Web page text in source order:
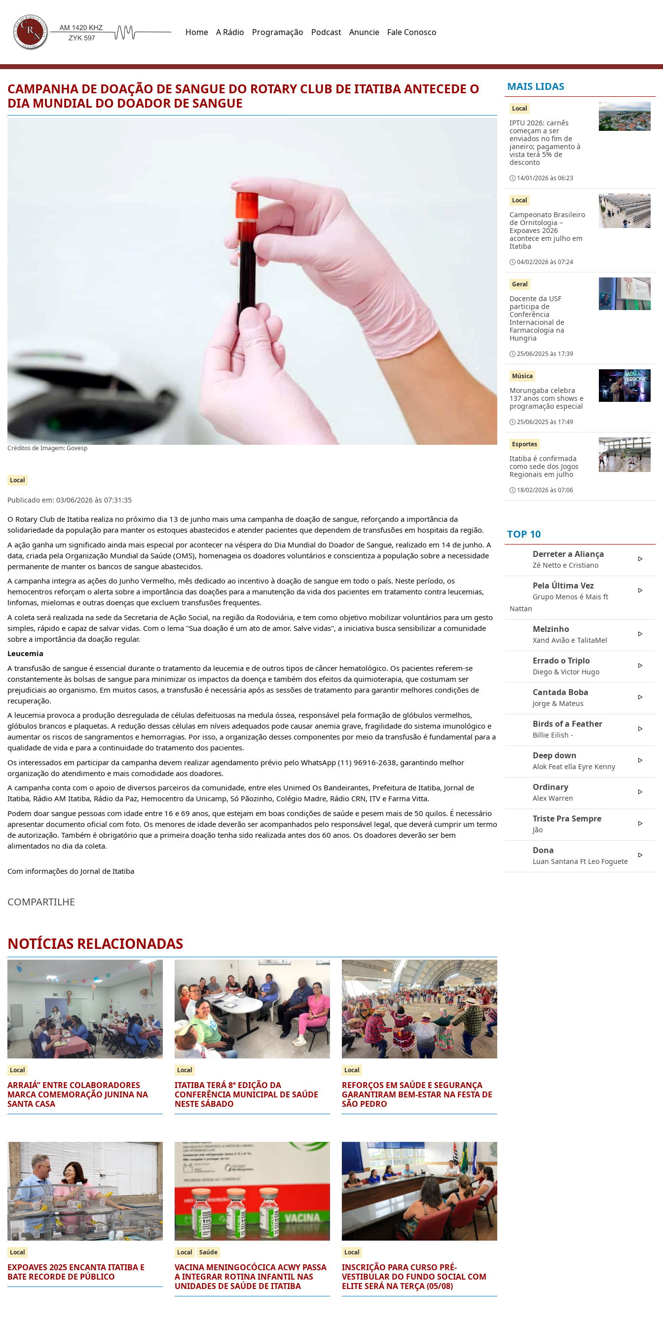
Home A Rádio Programação Podcast Anuncie Fale Conosco
CAMPANHA DE DOAÇÃO DE SANGUE DO ROTARY CLUB DE ITATIBA ANTECEDE O
DIA MUNDIAL DO DOADOR DE SANGUE
Créditos de Imagem: Govesp
Local
Publicado em: 03/06/2026 às 07:31:35
O Rotary Club de Itatiba realiza no próximo dia 13 de junho mais uma campanha de doação de sangue, reforçando a importância da
solidariedade da população para manter os estoques abastecidos e atender pacientes que dependem de transfusões em hospitais da região.
A ação ganha um significado ainda mais especial por acontecer na véspera do Dia Mundial do Doador de Sangue, realizado em 14 de junho. A
data, criada pela Organização Mundial da Saúde (OMS), homenageia os doadores voluntários e conscientiza a população sobre a necessidade
permanente de manter os bancos de sangue abastecidos.
A campanha integra as ações do Junho Vermelho, mês dedicado ao incentivo à doação de sangue em todo o país. Neste período, os
hemocentros reforçam o alerta sobre a importância das doações para a manutenção da vida dos pacientes em tratamento contra leucemias,
linfomas, mielomas e outras doenças que excluem transfusões frequentes.
A coleta será realizada na sede da Secretaria de Ação Social, na região da Rodoviária, e tem como objetivo mobilizar voluntários para um gesto
simples, rápido e capaz de salvar vidas. Com o lema "Sua doação é um ato de amor. Salve vidas", a iniciativa busca sensibilizar a comunidade
sobre a importância da doação regular.
Leucemia
A transfusão de sangue é essencial durante o tratamento da leucemia e de outros tipos de câncer hematológico. Os pacientes referem-se
constantemente às bolsas de sangue para minimizar os impactos da doença e também dos efeitos da quimioterapia, que costumam ser
prejudiciais ao organismo. Em muitos casos, a transfusão é necessária após as sessões de tratamento para garantir melhores condições de
recuperação.
A leucemia provoca a produção desregulada de células defeituosas na medula óssea, responsável pela formação de glóbulos vermelhos,
glóbulos brancos e plaquetas. A redução dessas células em níveis adequados pode causar anemia grave, fragilidade do sistema imunológico e
aumentar os riscos de sangramentos e hemorragias. Por isso, a organização desses componentes por meio da transfusão é fundamental para a
qualidade de vida e para a continuidade do tratamento dos pacientes.
Os interessados ​​em participar da campanha devem realizar agendamento prévio pelo WhatsApp (11) 96916-2638, garantindo melhor
organização do atendimento e mais comodidade aos doadores.
A campanha conta com o apoio de diversos parceiros da comunidade, entre eles Unimed Os Bandeirantes, Prefeitura de Itatiba, Jornal de
Itatiba, Rádio AM Itatiba, Rádio da Paz, Hemocentro da Unicamp, Só Pãozinho, Colégio Madre, Rádio CRN, ITV e Farma Vitta.
Podem doar sangue pessoas com idade entre 16 e 69 anos, que estejam em boas condições de saúde e pesem mais de 50 quilos. É necessário
apresentar documento oficial com foto. Os menores de idade deverão ser acompanhados pelo responsável legal, que deverá cumprir um termo
de autorização. Também é obrigatório que a primeira doação tenha sido realizada antes dos 60 anos. Os doadores deverão ser bem
alimentados no dia da coleta.
Com informações do Jornal de Itatiba
COMPARTILHE
NOTÍCIAS RELACIONADAS
Local
ARRAIÁ” ENTRE COLABORADORES
MARCA COMEMORAÇÃO JUNINA NA
SANTA CASA
Local
ITATIBA TERÁ 8ª EDIÇÃO DA
CONFERÊNCIA MUNICIPAL DE SAÚDE
NESTE SÁBADO
Local
REFORÇOS EM SAÚDE E SEGURANÇA
GARANTIRAM BEM-ESTAR NA FESTA DE
SÃO PEDRO
Local
EXPOAVES 2025 ENCANTA ITATIBA E
BATE RECORDE DE PÚBLICO
Local Saúde
VACINA MENINGOCÓCICA ACWY PASSA
A INTEGRAR ROTINA INFANTIL NAS
UNIDADES DE SAÚDE DE ITATIBA
Local
INSCRIÇÃO PARA CURSO PRÉ-
VESTIBULAR DO FUNDO SOCIAL COM
ELITE SERÁ NA TERÇA (05/08)
MAIS LIDAS
Local
IPTU 2026: carnês
começam a ser
enviados no fim de
janeiro; pagamento à
vista terá 5% de
desconto
14/01/2026 às 06:23
Local
Campeonato Brasileiro
de Ornitologia –
Expoaves 2026
acontece em julho em
Itatiba
04/02/2026 às 07:24
Geral
Docente da USF
participa de
Conferência
Internacional de
Farmacologia na
Hungria
25/06/2025 às 17:39
Música
Morungaba celebra
137 anos com shows e
programação especial
25/06/2025 às 17:49
Esportes
Itatiba é confirmada
como sede dos Jogos
Regionais em julho
18/02/2026 às 07:06
TOP 10
Derreter a Aliança
Zé Netto e Cristiano
Pela Última Vez
Grupo Menos é Mais ft
Nattan
Melzinho
Xand Avião e TalitaMel
Errado o Triplo
Diego & Victor Hugo
Cantada Boba
Jorge & Mateus
Birds of a Feather
Billie Eilish -
Deep down
Alok Feat ella Eyre Kenny
Ordinary
Alex Warren
Triste Pra Sempre
Jão
Dona
Luan Santana Ft Leo Foguete